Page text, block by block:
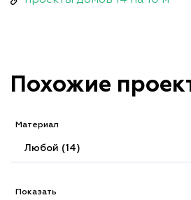
Похожие
Материал
Любой (14)
Показать